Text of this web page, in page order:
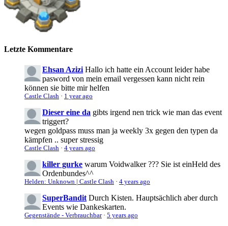
Letzte Kommentare
Ehsan Azizi Hallo ich hatte ein Account leider habe
pasword von mein email vergessen kann nicht rein
können sie bitte mir helfen
Castle Clash · 1 year ago
Dieser eine da gibts irgend nen trick wie man das event
triggert?
wegen goldpass muss man ja weekly 3x gegen den typen da
kämpfen .. super stressig
Castle Clash · 4 years ago
killer gurke warum Voidwalker ??? Sie ist einHeld des
Ordenbundes^^
Helden: Unknown | Castle Clash · 4 years ago
SuperBandit Durch Kisten. Hauptsächlich aber durch
Events wie Dankeskarten.
Gegenstände - Verbrauchbar· 5 years ago